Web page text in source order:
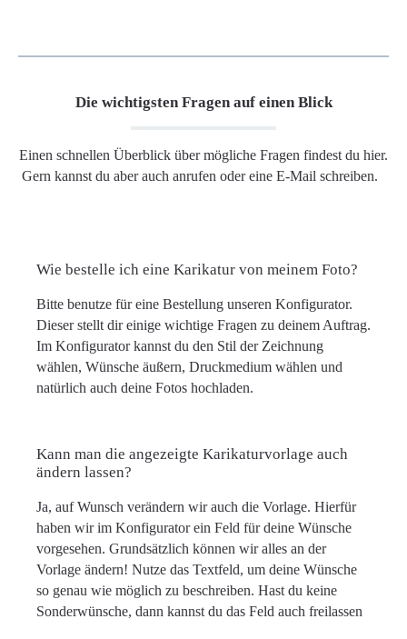
Die wichtigsten Fragen auf einen Blick
Einen schnellen Überblick über mögliche Fragen findest du hier.
Gern kannst du aber auch anrufen oder eine E-Mail schreiben.
Wie bestelle ich eine Karikatur von meinem Foto?
Bitte benutze für eine Bestellung unseren Konfigurator.
Dieser stellt dir einige wichtige Fragen zu deinem Auftrag.
Im Konfigurator kannst du den Stil der Zeichnung
wählen, Wünsche äußern, Druckmedium wählen und
natürlich auch deine Fotos hochladen.
Kann man die angezeigte Karikaturvorlage auch
ändern lassen?
Ja, auf Wunsch verändern wir auch die Vorlage. Hierfür
haben wir im Konfigurator ein Feld für deine Wünsche
vorgesehen. Grundsätzlich können wir alles an der
Vorlage ändern! Nutze das Textfeld, um deine Wünsche
so genau wie möglich zu beschreiben. Hast du keine
Sonderwünsche, dann kannst du das Feld auch freilassen